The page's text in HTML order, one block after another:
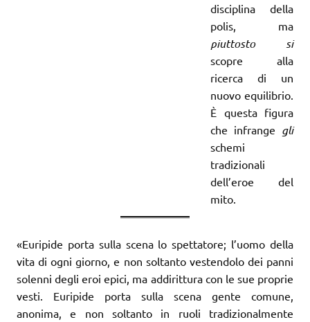
disciplina della
polis, ma
piuttosto si
scopre alla
ricerca di un
nuovo equilibrio.
È questa figura
che infrange gli
schemi
tradizionali
dell’eroe del
mito.
«Euripide porta sulla scena lo spettatore; l’uomo della
vita di ogni giorno, e non soltanto vestendolo dei panni
solenni degli eroi epici, ma addirittura con le sue proprie
vesti. Euripide porta sulla scena gente comune,
anonima, e non soltanto in ruoli tradizionalmente